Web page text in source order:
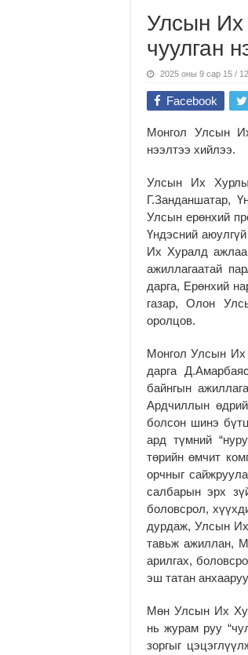
Улсын
чуулган
2025 оны 9 сар 15 /
Facebook
Монгол Улсын
нээлтээ хийлээ.
Улсын Их
Г.Занданшатар,
Улсын ерөнхий
Үндэсний
Их Хуралд ажлаа
ажиллагаатай
дарга, Ерөнхий
газар, Олон
оролцов.
Монгол Улсын
дарга
байнгын
Ардчиллын
болсон шинэ
ард түмний
төрийн өмчит
орчныг
салбарын эрх
боловсрол,
дурдаж, Улсын Их
тавьж ажиллан,
арилгах,
эш татан
Мөн Улсын Их
нь журам руу
зоргыг